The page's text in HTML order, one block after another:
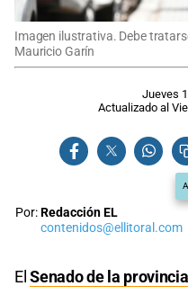
Imagen ilustrativa. Debe
Mauricio Garín
Jueves
Actualizado al
Por:Redacción EL
contenidos@ellitoral.com
ElSenado de la